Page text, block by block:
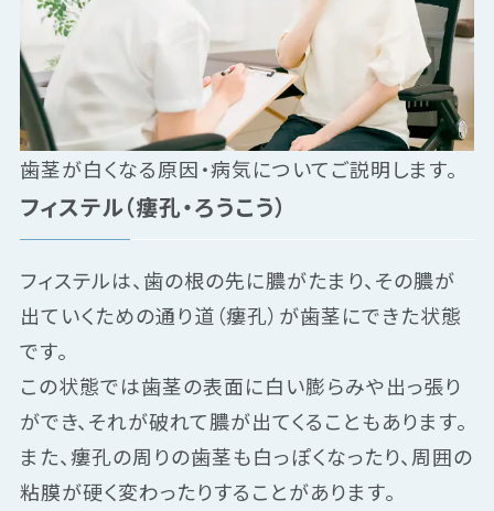
歯茎が白くなる原因・病気についてご説明します。
フィステル（瘻孔・ろうこう）
フィステルは、歯の根の先に膿がたまり、その膿が
出ていくための通り道（瘻孔）が歯茎にできた状態
です。
この状態では歯茎の表面に白い膨らみや出っ張り
ができ、それが破れて膿が出てくることもあります。
また、瘻孔の周りの歯茎も白っぽくなったり、周囲の
粘膜が硬く変わったりすることがあります。